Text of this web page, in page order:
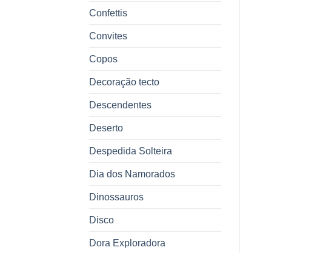
Confettis
Convites
Copos
Decoração tecto
Descendentes
Deserto
Despedida Solteira
Dia dos Namorados
Dinossauros
Disco
Dora Exploradora